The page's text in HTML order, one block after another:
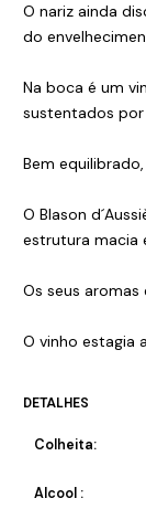
O nariz ainda
do
Na boca é um
sustentados por
Bem
O Blason
estrutura macia
Os seus
O vinho estagia
DETALHES
Colheita:
Alcool :